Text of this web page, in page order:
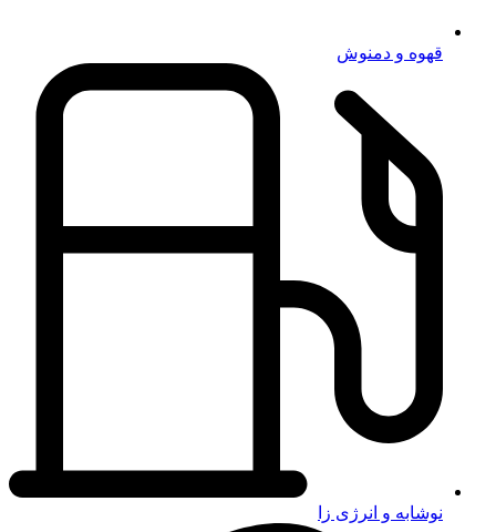
قهوه و دمنوش
نوشابه و انرژی زا